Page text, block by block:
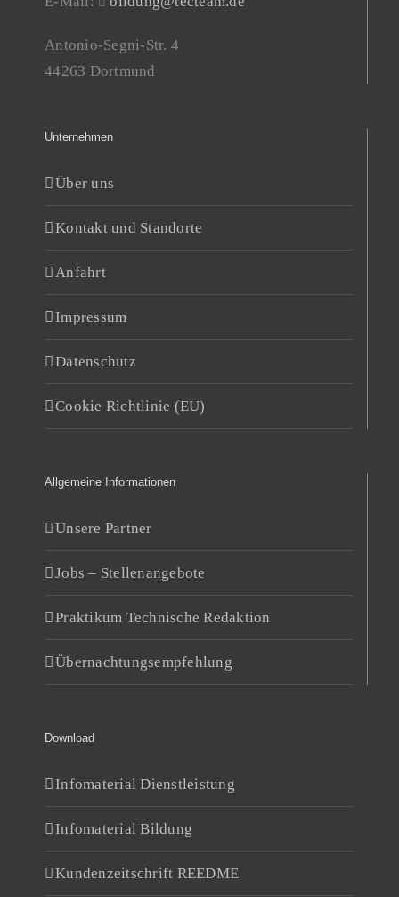
Antonio-Segni-Str. 4
44263 Dortmund
Unternehmen
Über uns
Kontakt und Standorte
Anfahrt
Impressum
Datenschutz
Cookie Richtlinie (EU)
Allgemeine Informationen
Unsere Partner
Jobs – Stellenangebote
Praktikum Technische Redaktion
Übernachtungsempfehlung
Download
Infomaterial Dienstleistung
Infomaterial Bildung
Kundenzeitschrift REEDME